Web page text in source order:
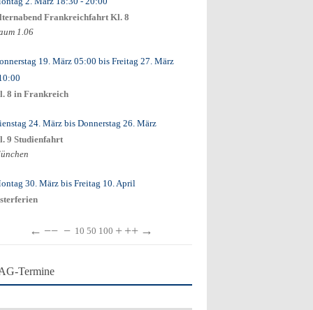
Frankreichfahrt Kl. 8
1.06
19. März05:00 bis Freitag 27. März
8 in Frankreich
24. Märzbis Donnerstag 26. März
9 Studienfahrt
30. Märzbis Freitag 10. April
← −− − 10 50 100 + ++ →
Termine